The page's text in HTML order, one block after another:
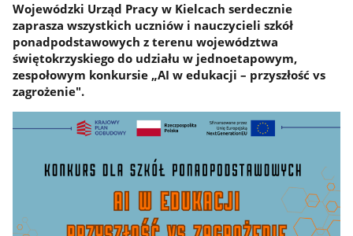
Wojewódzki Urząd Pracy w Kielcach serdecznie
zaprasza wszystkich uczniów i nauczycieli szkół
ponadpodstawowych z terenu województwa
świętokrzyskiego do udziału w jednoetapowym,
zespołowym konkursie „AI w edukacji – przyszłość vs
zagrożenie".